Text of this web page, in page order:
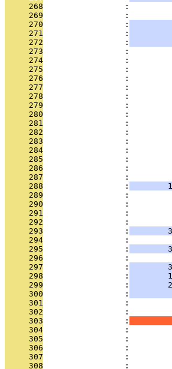
     268
:
     269
:
     270
                 :
     271
                 :
     272
                 :
     273
:
     274
:
     275
:
     276
:
     277
:
     278
:
     279
:
     280
:
     281
:
     282
:
     283
:
     284
:
     285
:
     286
:
     287
:
     288
                 :
     289
:
     290
:
     291
:
     292
:
     293
                 :
     294
:
     295
                 :
     296
:
     297
                 :
     298
                 :
     299
                 :
     300
                 :
     301
:
     302
:
     303
                 :
     304
:
     305
:
     306
:
     307
:
     308
: